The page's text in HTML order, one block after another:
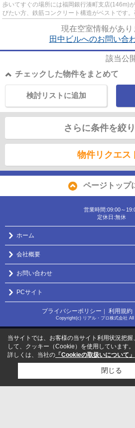
歩いてすぐの場所には福岡銀行湊町支店(146m)
びたい方、鉄筋コンクリート構造がベストです。
分内のお部屋に住めば安心です...
現在空室情報があり
田中ビルへのお問い合
該当公
チェックした物件をまとめて
検討リストに追加
さらに条件を絞
物件リクエス
ページトップ
営業時間:09:00～
定休日:無休
ホーム
会社概要
お問い合わせ
PCサイト
プライバシーポリシー ｜ 利用規約
Copyright(c) リアル・プロ株式会社 All
当サイトでは、お客様の当サイト利用状況把
して、クッキー（Cookie）を使用しています。
詳しくは、当社の 「Cookieの取扱いについて」
閉じる